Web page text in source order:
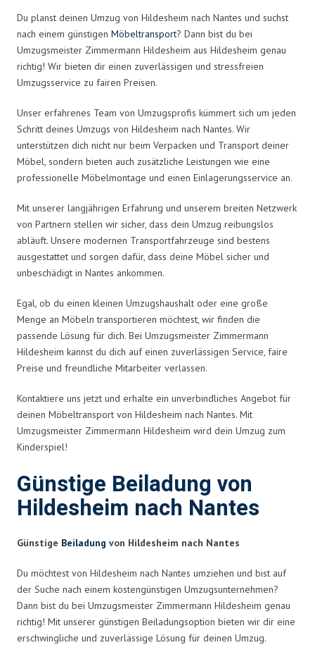
Du planst deinen Umzug von Hildesheim nach Nantes und suchst
nach einem günstigen Möbeltransport? Dann bist du bei
Umzugsmeister Zimmermann Hildesheim aus Hildesheim genau
richtig! Wir bieten dir einen zuverlässigen und stressfreien
Umzugsservice zu fairen Preisen.
Unser erfahrenes Team von Umzugsprofis kümmert sich um jeden
Schritt deines Umzugs von Hildesheim nach Nantes. Wir
unterstützen dich nicht nur beim Verpacken und Transport deiner
Möbel, sondern bieten auch zusätzliche Leistungen wie eine
professionelle Möbelmontage und einen Einlagerungsservice an.
Mit unserer langjährigen Erfahrung und unserem breiten Netzwerk
von Partnern stellen wir sicher, dass dein Umzug reibungslos
abläuft. Unsere modernen Transportfahrzeuge sind bestens
ausgestattet und sorgen dafür, dass deine Möbel sicher und
unbeschädigt in Nantes ankommen.
Egal, ob du einen kleinen Umzugshaushalt oder eine große
Menge an Möbeln transportieren möchtest, wir finden die
passende Lösung für dich. Bei Umzugsmeister Zimmermann
Hildesheim kannst du dich auf einen zuverlässigen Service, faire
Preise und freundliche Mitarbeiter verlassen.
Kontaktiere uns jetzt und erhalte ein unverbindliches Angebot für
deinen Möbeltransport von Hildesheim nach Nantes. Mit
Umzugsmeister Zimmermann Hildesheim wird dein Umzug zum
Kinderspiel!
Günstige Beiladung von
Hildesheim nach Nantes
Günstige Beiladung von Hildesheim nach Nantes
Du möchtest von Hildesheim nach Nantes umziehen und bist auf
der Suche nach einem kostengünstigen Umzugsunternehmen?
Dann bist du bei Umzugsmeister Zimmermann Hildesheim genau
richtig! Mit unserer günstigen Beiladungsoption bieten wir dir eine
erschwingliche und zuverlässige Lösung für deinen Umzug.